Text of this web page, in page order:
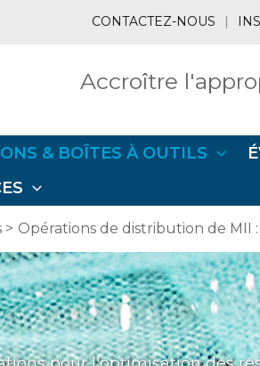
CONTACTEZ-NOUS |
Accroître
& BOÎTES À OUTILS
Opérations de distribution de MII